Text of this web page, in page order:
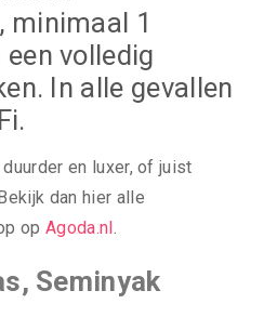
minimaal 1
volledig
In alle gevallen
en luxer, of juist
dan hier alle
opAgoda.nl .
Seminyak